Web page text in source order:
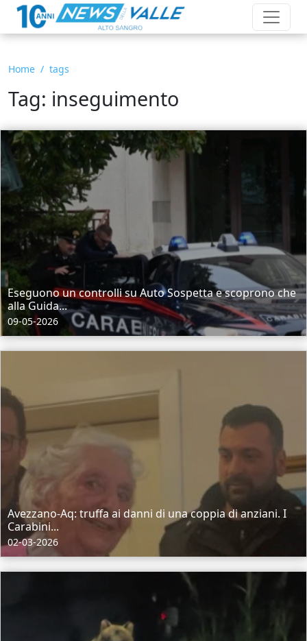
Home tags
Tag: inseguimento
Eseguono un controlli su Auto Sospetta e scoprono che
alla Guida...
09-05-2026
Avezzano-Aq: truffa ai danni di una coppia di anziani. I
Carabini...
02-03-2026